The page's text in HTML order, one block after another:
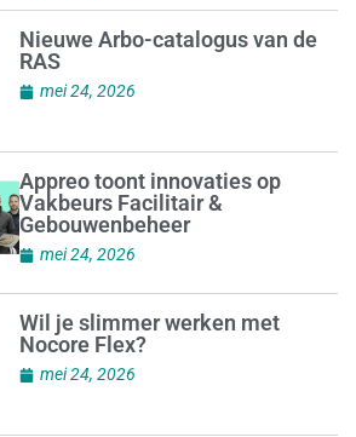
Nieuwe Arbo-catalogus van de
RAS
mei 24, 2026
Appreo toont innovaties op
Vakbeurs Facilitair &
Gebouwenbeheer
mei 24, 2026
Wil je slimmer werken met
Nocore Flex?
mei 24, 2026